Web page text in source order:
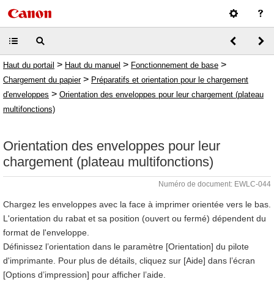
Haut du portail > Haut du manuel > Fonctionnement de base >
Chargement du papier> Préparatifs et orientation pour le chargement
d'enveloppes > Orientation des enveloppes pour leur chargement (plateau
multifonctions)
Orientation des enveloppes pour leur
chargement (plateau multifonctions)
Numéro de document: EWLC-044
Chargez les enveloppes avec la face à imprimer orientée vers le bas.
L'orientation du rabat et sa position (ouvert ou fermé) dépendent du
format de l'enveloppe.
Définissez l’orientation dans le paramètre [Orientation] du pilote
d'imprimante. Pour plus de détails, cliquez sur [Aide] dans l’écran
[Options d’impression] pour afficher l’aide.